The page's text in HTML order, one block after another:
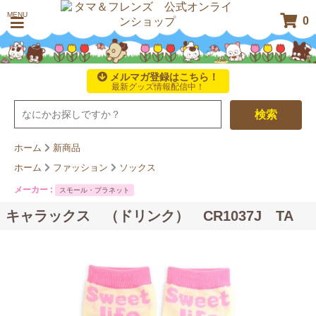
MENU
0
メルマガ登録はこちら！
最新グッズ情報配信中！
検索
ホーム
新商品
ホーム
ファッション ソックス
メーカー : スモール・プラネット
キャラックス （ドリンク） CR1037J TA